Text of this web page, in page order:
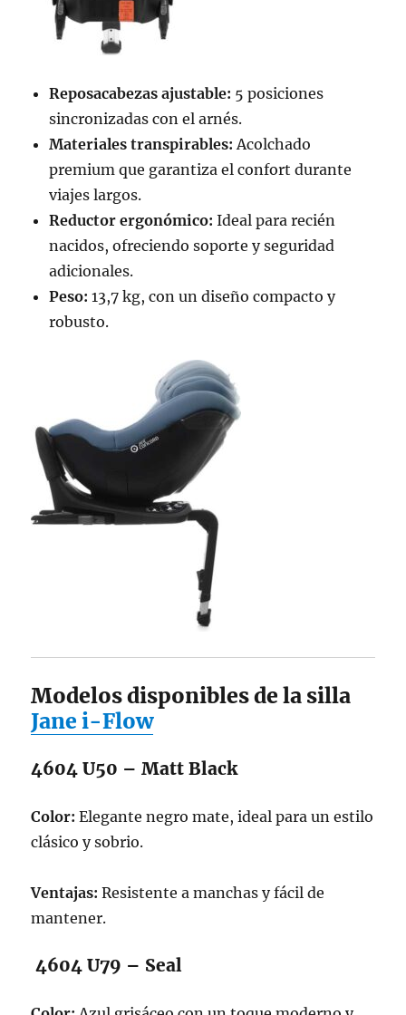
Reposacabezas ajustable: 5 posiciones
sincronizadas con el arnés.
Materiales transpirables: Acolchado
premium que garantiza el confort durante
viajes largos.
Reductor ergonómico: Ideal para recién
nacidos, ofreciendo soporte y seguridad
adicionales.
Peso: 13,7 kg, con un diseño compacto y
robusto.
Modelos disponibles de la silla
Jane i-Flow
4604 U50 – Matt Black
Color: Elegante negro mate, ideal para un estilo
clásico y sobrio.
Ventajas: Resistente a manchas y fácil de
mantener.
4604 U79 – Seal